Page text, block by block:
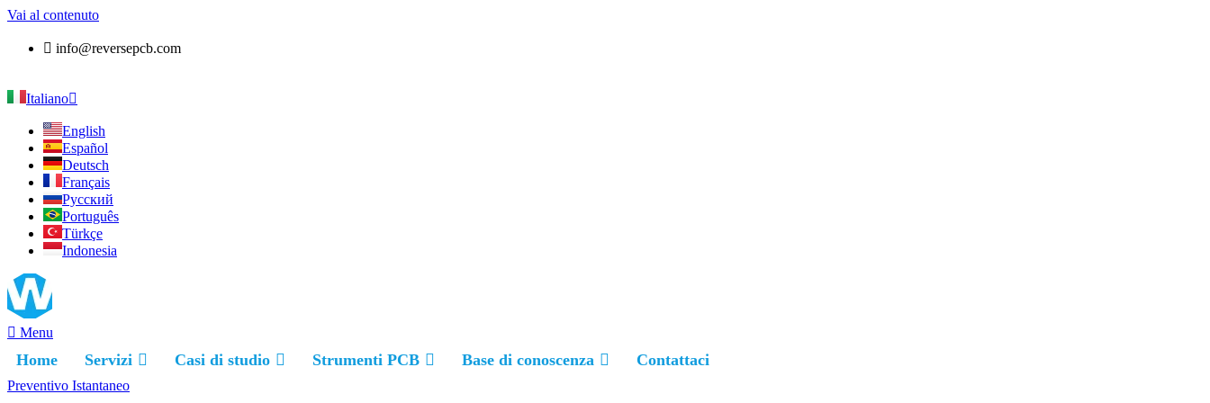
Vai al contenuto
info@reversepcb.com
Italiano
English
Español
Deutsch
Français
Русский
Português
Türkçe
Indonesia
Menu
Home Servizi Casi di studio Strumenti PCB Base di conoscenza Contattaci
Preventivo Istantaneo